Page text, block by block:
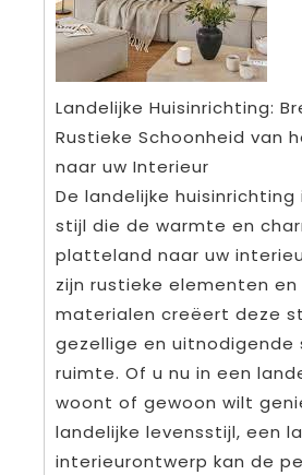
Landelijke Huisinrichting:
Rustieke Schoonheid van
naar uw Interieur
De landelijke
stijl die de warmte en
platteland naar uw
zijn rustieke elementen en
materialen creëert deze
gezellige en uitnodigende
ruimte. Of u nu in een
woont of gewoon wilt
landelijke levensstijl, een
interieurontwerp kan de